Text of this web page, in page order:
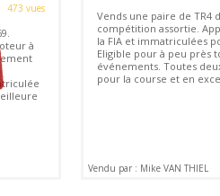
473 vues
à
Vends une paire de TR4
compétition assortie.
la FIA et immatriculées
Eligible pour à peu près
événements. Toutes
pour la course et en
Vendu par : Mike VAN THIEL